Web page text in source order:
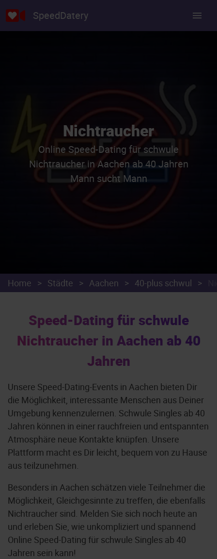
SpeedDatery
Nichtraucher
Online Speed-Dating für schwule
Nichtraucher in Aachen ab 40 Jahren
Mann sucht Mann
Home > Städte > Aachen > 40-plus schwul >
Speed-Dating für schwule
Nichtraucher in Aachen ab 40
Jahren
Unsere Speed-Dating-Events in Aachen bieten Dir
die Möglichkeit, interessante Menschen aus Deiner
Umgebung kennenzulernen. Schwule Singles ab 40
Jahren können in einer rauchfreien und entspannten
Atmosphäre neue Kontakte knüpfen. Unsere
Plattform macht es Dir leicht, bequem von zu Hause
aus teilzunehmen.
Besonders in Aachen schätzen viele Teilnehmer die
Möglichkeit, Gleichgesinnte zu treffen, die ebenfalls
Nichtraucher sind. Melden Sie sich noch heute an
und erleben Sie, wie unkompliziert und spannend
Online Speed-Dating für schwule Singles ab 40
Jahren sein kann!